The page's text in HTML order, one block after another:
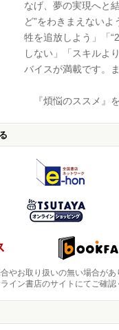
なげ、夢の実現へと
ど”をわきまえない
牲を追放しよう」「
しない」「スキルよ
バイスが満載です。
『煩悩のススメ』を
やお取り扱いの無い場合があ
イン書店のサイトにてご確認